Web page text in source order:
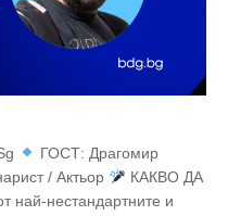
ГОСТ: Драгомир
/ Актьор
КАКВО ДА
нестандартните и